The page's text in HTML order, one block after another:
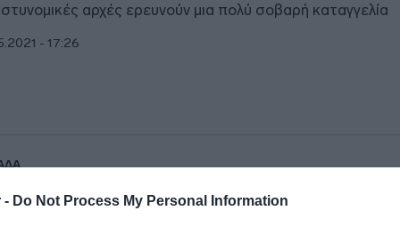
- Do Not Process My Personal Information
αρχές ερευνούν μια πολύ σοβαρή καταγγελία
- 17:26
με τις “εξαφανισμένες”